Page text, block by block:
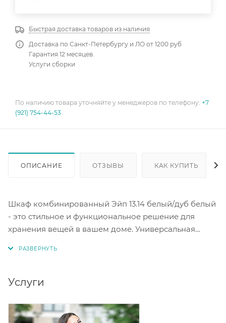
Быстрая доставка товаров из наличия
Доставка по Санкт-Петербургу и ЛО от 1200 руб
Гарантия 12 месяцев.
Услуги сборки
По наличию товара уточняйте у менеджеров по телефону: +7
(921) 754-44-53
ОПИСАНИЕ ОТЗЫВЫ КАК КУПИТЬ
Шкаф комбинированный Эйп 13.14 белый/дуб белый
- это стильное и функциональное решение для
хранения вещей в вашем доме. Универсальная
позволяет разместить его даже в небольших
Благодаря регулируемым опорам по высоте, вы
Услуги